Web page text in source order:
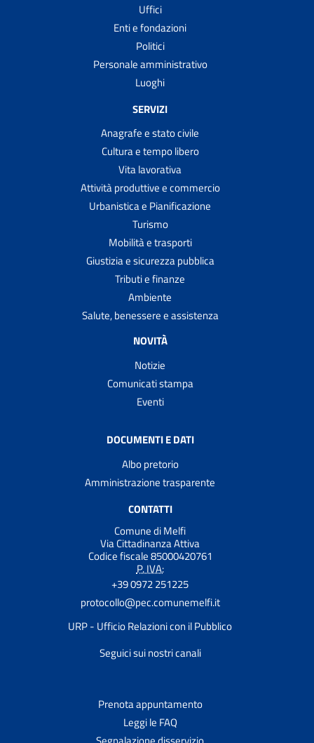
Uffici
Enti e fondazioni
Politici
Personale amministrativo
Luoghi
SERVIZI
Anagrafe e stato civile
Cultura e tempo libero
Vita lavorativa
Attività produttive e commercio
Urbanistica e Pianificazione
Turismo
Mobilità e trasporti
Giustizia e sicurezza pubblica
Tributi e finanze
Ambiente
Salute, benessere e assistenza
NOVITÀ
Notizie
Comunicati stampa
Eventi
DOCUMENTI E DATI
Albo pretorio
Amministrazione trasparente
CONTATTI
Comune di Melfi
Via Cittadinanza Attiva
Codice fiscale 85000420761
P. IVA:
+39 0972 251225
protocollo@pec.comunemelfi.it
URP - Ufficio Relazioni con il Pubblico
Seguici sui nostri canali
Prenota appuntamento
Leggi le FAQ